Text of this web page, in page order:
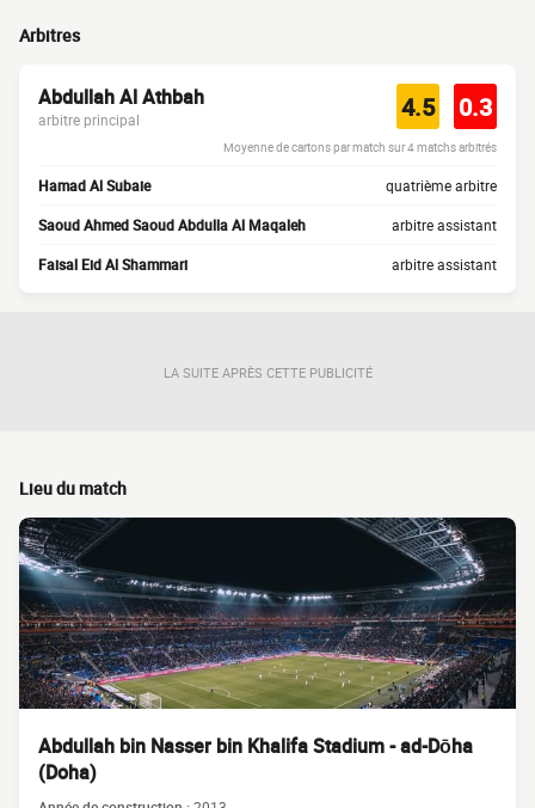
Arbitres
Abdullah Al Athbah
arbitre principal 4.5 0.3
Moyenne de cartons par match sur 4 matchs arbitrés
Hamad Al Subaie quatrième arbitre
Saoud Ahmed Saoud Abdulla Al Maqaleh arbitre assistant
Faisal Eid Al Shammari arbitre assistant
LA SUITE APRÈS CETTE PUBLICITÉ
Lieu du match
Abdullah bin Nasser bin Khalifa Stadium - ad-Dōha
(Doha)